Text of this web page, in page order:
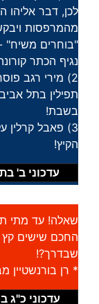
לכן, דבר אליהו
מהמרפסות
"בוחרים משיח"
נגיף הכתר
2) מירי רגב
תפילין בתל
בשבת!
3) פאבל
הקיץ!
עדכוני ב'
שאלה! עד מתי
החכם שישים קץ
שבדרך?!
* רן בורנשטיין
עדכוני כ"ג